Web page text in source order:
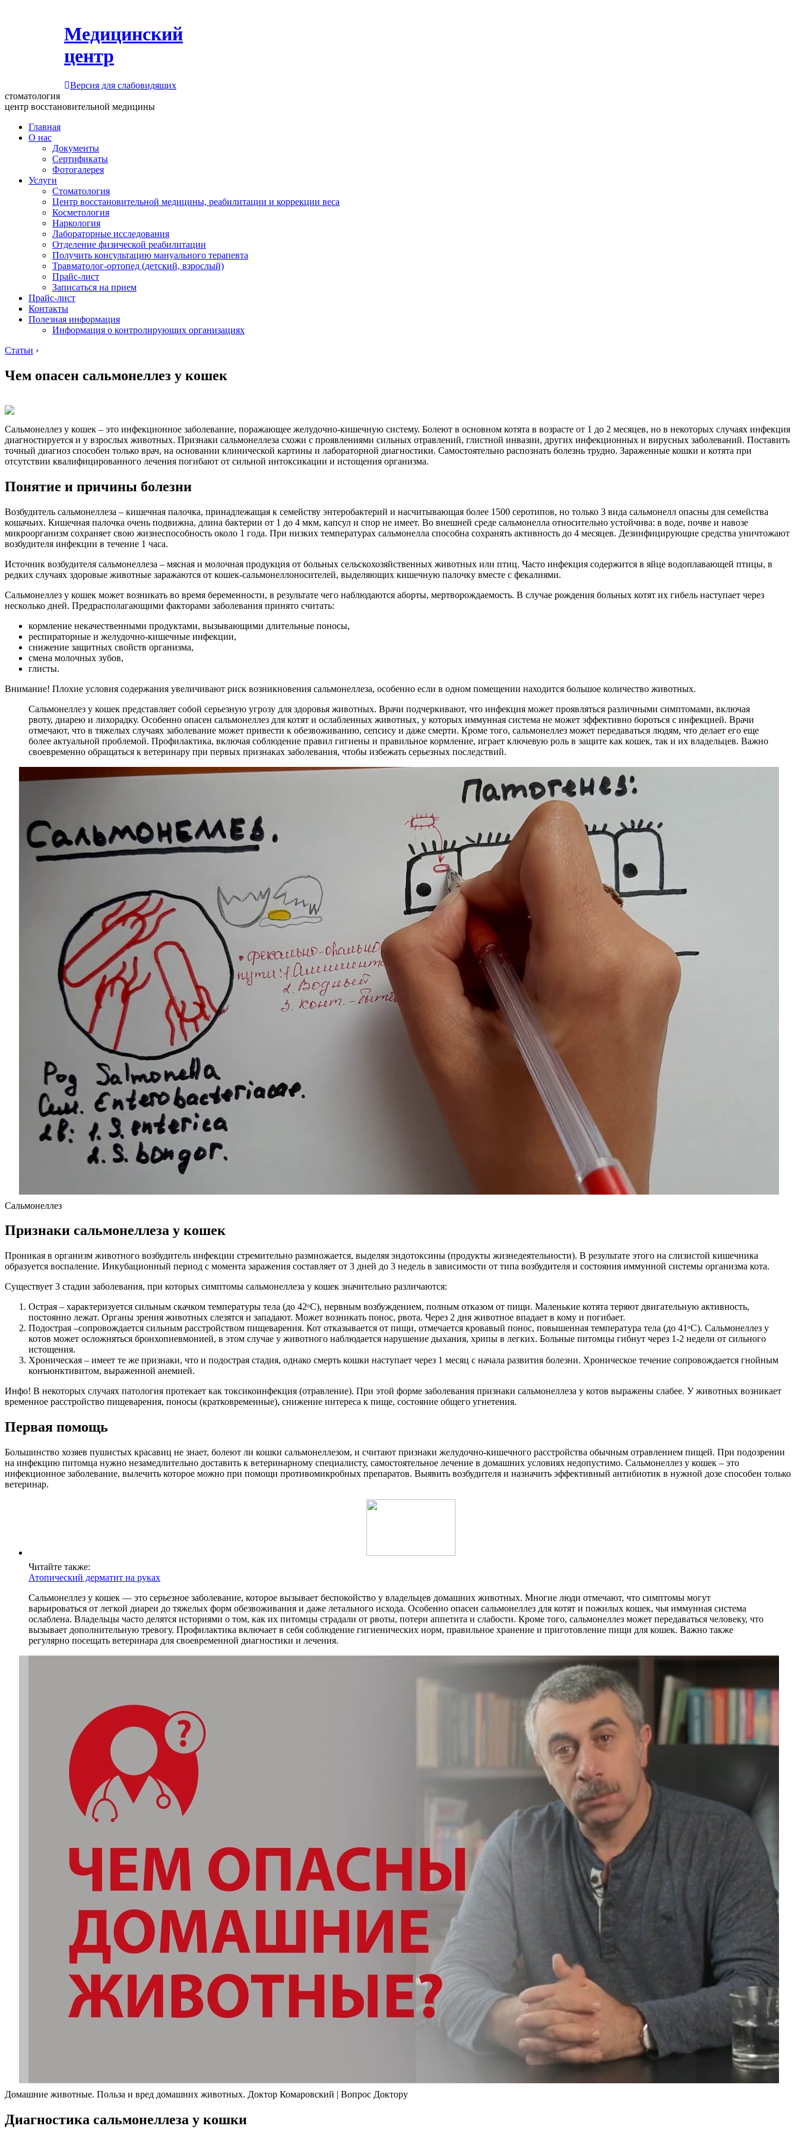
Медицинский
центр
Версия для слабовидящих
стоматология
центр восстановительной медицины
Главная
О нас
Документы
Сертификаты
Фотогалерея
Услуги
Стоматология
Центр восстановительной медицины, реабилитации и коррекции веса
Косметология
Наркология
Лабораторные исследования
Отделение физической реабилитации
Получить консультацию мануального терапевта
Травматолог-ортопед (детский, взрослый)
Прайс-лист
Записаться на прием
Прайс-лист
Контакты
Полезная информация
Информация о контролирующих организациях
Статьи ›
Чем опасен сальмонеллез у кошек
Сальмонеллез у кошек – это инфекционное заболевание, поражающее желудочно-кишечную систему. Болеют в основном котята в возрасте от 1 до 2 месяцев, но в некоторых случаях инфекция
диагностируется и у взрослых животных. Признаки сальмонеллеза схожи с проявлениями сильных отравлений, глистной инвазии, других инфекционных и вирусных заболеваний. Поставить
точный диагноз способен только врач, на основании клинической картины и лабораторной диагностики. Самостоятельно распознать болезнь трудно. Зараженные кошки и котята при
отсутствии квалифицированного лечения погибают от сильной интоксикации и истощения организма.
Понятие и причины болезни
Возбудитель сальмонеллеза – кишечная палочка, принадлежащая к семейству энтеробактерий и насчитывающая более 1500 серотипов, но только 3 вида сальмонелл опасны для семейства
кошачьих. Кишечная палочка очень подвижна, длина бактерии от 1 до 4 мкм, капсул и спор не имеет. Во внешней среде сальмонелла относительно устойчива: в воде, почве и навозе
микроорганизм сохраняет свою жизнеспособность около 1 года. При низких температурах сальмонелла способна сохранять активность до 4 месяцев. Дезинфицирующие средства уничтожают
возбудителя инфекции в течение 1 часа.
Источник возбудителя сальмонеллеза – мясная и молочная продукция от больных сельскохозяйственных животных или птиц. Часто инфекция содержится в яйце водоплавающей птицы, в
редких случаях здоровые животные заражаются от кошек-сальмонеллоносителей, выделяющих кишечную палочку вместе с фекалиями.
Сальмонеллез у кошек может возникать во время беременности, в результате чего наблюдаются аборты, мертворождаемость. В случае рождения больных котят их гибель наступает через
несколько дней. Предрасполагающими факторами заболевания принято считать:
кормление некачественными продуктами, вызывающими длительные поносы,
респираторные и желудочно-кишечные инфекции,
снижение защитных свойств организма,
смена молочных зубов,
глисты.
Внимание! Плохие условия содержания увеличивают риск возникновения сальмонеллеза, особенно если в одном помещении находится большое количество животных.
Сальмонеллез у кошек представляет собой серьезную угрозу для здоровья животных. Врачи подчеркивают, что инфекция может проявляться различными симптомами, включая
рвоту, диарею и лихорадку. Особенно опасен сальмонеллез для котят и ослабленных животных, у которых иммунная система не может эффективно бороться с инфекцией. Врачи
отмечают, что в тяжелых случаях заболевание может привести к обезвоживанию, сепсису и даже смерти. Кроме того, сальмонеллез может передаваться людям, что делает его еще
более актуальной проблемой. Профилактика, включая соблюдение правил гигиены и правильное кормление, играет ключевую роль в защите как кошек, так и их владельцев. Важно
своевременно обращаться к ветеринару при первых признаках заболевания, чтобы избежать серьезных последствий.
Сальмонеллез
Признаки сальмонеллеза у кошек
Проникая в организм животного возбудитель инфекции стремительно размножается, выделяя эндотоксины (продукты жизнедеятельности). В результате этого на слизистой кишечника
образуется воспаление. Инкубационный период с момента заражения составляет от 3 дней до 3 недель в зависимости от типа возбудителя и состояния иммунной системы организма кота.
Существует 3 стадии заболевания, при которых симптомы сальмонеллеза у кошек значительно различаются:
Острая – характеризуется сильным скачком температуры тела (до 42ᵒC), нервным возбуждением, полным отказом от пищи. Маленькие котята теряют двигательную активность,
постоянно лежат. Органы зрения животных слезятся и западают. Может возникать понос, рвота. Через 2 дня животное впадает в кому и погибает.
Подострая –сопровождается сильным расстройством пищеварения. Кот отказывается от пищи, отмечается кровавый понос, повышенная температура тела (до 41ᵒC). Сальмонеллез у
котов может осложняться бронхопневмонией, в этом случае у животного наблюдается нарушение дыхания, хрипы в легких. Больные питомцы гибнут через 1-2 недели от сильного
истощения.
Хроническая – имеет те же признаки, что и подострая стадия, однако смерть кошки наступает через 1 месяц с начала развития болезни. Хроническое течение сопровождается гнойным
конъюнктивитом, выраженной анемией.
Инфо! В некоторых случаях патология протекает как токсикоинфекция (отравление). При этой форме заболевания признаки сальмонеллеза у котов выражены слабее. У животных возникает
временное расстройство пищеварения, поносы (кратковременные), снижение интереса к пище, состояние общего угнетения.
Первая помощь
Большинство хозяев пушистых красавиц не знает, болеют ли кошки сальмонеллезом, и считают признаки желудочно-кишечного расстройства обычным отравлением пищей. При подозрении
на инфекцию питомца нужно незамедлительно доставить к ветеринарному специалисту, самостоятельное лечение в домашних условиях недопустимо. Сальмонеллез у кошек – это
инфекционное заболевание, вылечить которое можно при помощи противомикробных препаратов. Выявить возбудителя и назначить эффективный антибиотик в нужной дозе способен только
ветеринар.
Читайте также:
Атопический дерматит на руках
Сальмонеллез у кошек — это серьезное заболевание, которое вызывает беспокойство у владельцев домашних животных. Многие люди отмечают, что симптомы могут
варьироваться от легкой диареи до тяжелых форм обезвоживания и даже летального исхода. Особенно опасен сальмонеллез для котят и пожилых кошек, чья иммунная система
ослаблена. Владельцы часто делятся историями о том, как их питомцы страдали от рвоты, потери аппетита и слабости. Кроме того, сальмонеллез может передаваться человеку, что
вызывает дополнительную тревогу. Профилактика включает в себя соблюдение гигиенических норм, правильное хранение и приготовление пищи для кошек. Важно также
регулярно посещать ветеринара для своевременной диагностики и лечения.
Домашние животные. Польза и вред домашних животных. Доктор Комаровский | Вопрос Доктору
Диагностика сальмонеллеза у кошки